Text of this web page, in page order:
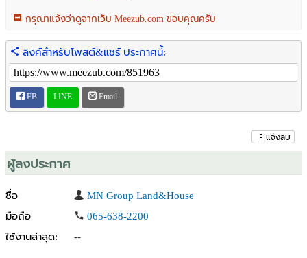
• ด้วยทำเลใกล้เมือง ติดเส้นวงแหวน-อ่อนนุชและบางนา
• อยู่ใกล้เมกะ-บางนา
•สนามบินสุวรรณภูมิ
•ใกล้นิคมอัญธานีเจโม, JAS Green Village, รร.นานาชาติ และเมกะบางนา
ให้เช่า40,000/เดือน
(สัญญาขั้นต่ำเช่า1ปี)
LINE OA : @365obplb
www.mnlandandhouses.com
https://www.facebook.com/share/fqaVcS95JkbqBzsA/
กรุณาแจ้งว่าดูจากเว็บ Meezub.com ขอบคุณครับ
ลิงค์สำหรับโพสต์&แชร์ ประกาศนี้:
FB LINE Email
แจ้งลบ
ผู้ลงประกาศ
ชื่อ
MN Group Land&House
มือถือ
065-638-2200
ใช้งานล่าสุด:
--